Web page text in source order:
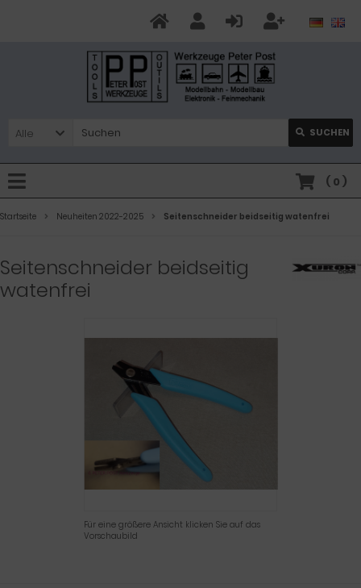
Alle SUCHEN
( 0 )
Startseite Neuheiten 2022-2025 Seitenschneider beidseitig watenfrei
Seitenschneider beidseitig
watenfrei
Für eine größere Ansicht klicken Sie auf das
Vorschaubild